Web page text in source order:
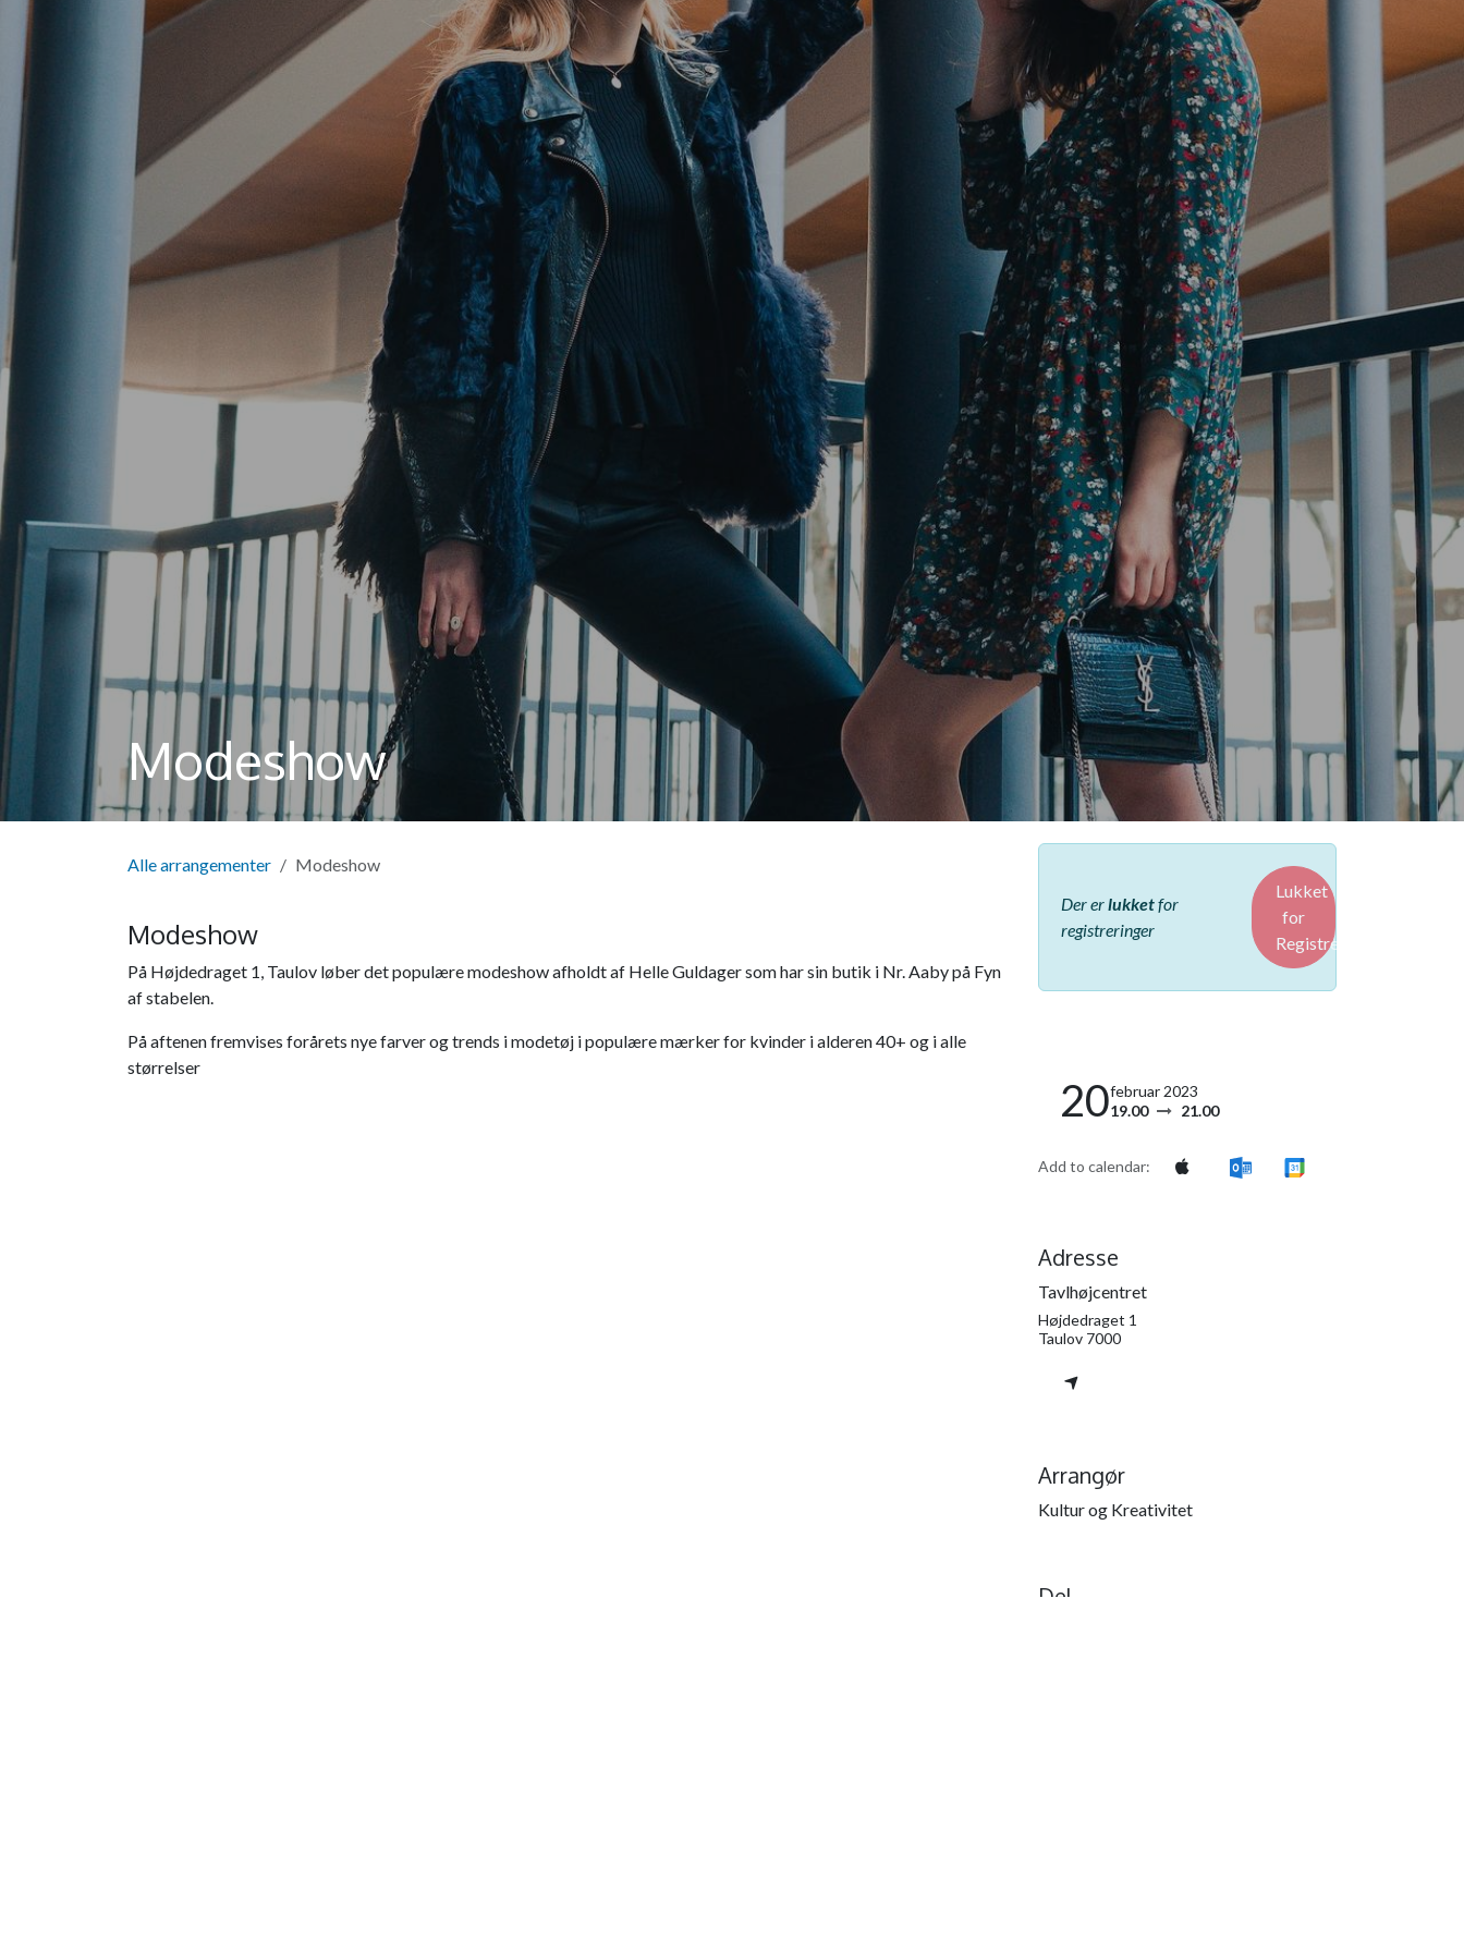
Modeshow
Alle arrangementer Modeshow
Modeshow
På Højdedraget 1, Taulov løber det populære modeshow afholdt af Helle Guldager som har sin butik i Nr. Aaby på Fyn
af stabelen.
På aftenen fremvises forårets nye farver og trends i modetøj i populære mærker for kvinder i alderen 40+ og i alle
størrelser
Der erlukketfor
registreringer
Lukket
for
Registreringer
20februar 2023
19.00
21.00
Add to calendar:
Adresse
Tavlhøjcentret
Højdedraget 1
Taulov 7000
Arrangør
Kultur og Kreativitet
Del